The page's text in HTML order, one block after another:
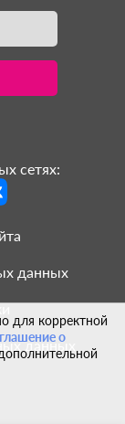
для корректной
о
сетях:
данных
данных